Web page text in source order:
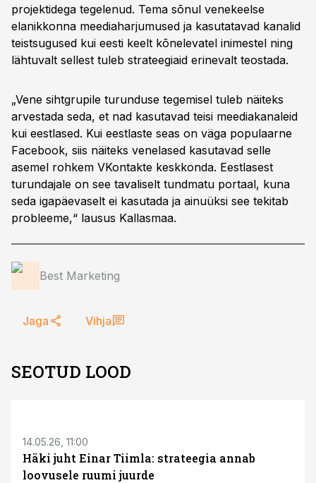
projektidega tegelenud. Tema sõnul venekeelse
elanikkonna meediaharjumused ja kasutatavad kanalid
teistsugused kui eesti keelt kõnelevatel inimestel ning
lähtuvalt sellest tuleb strateegiaid erinevalt teostada.
„Vene sihtgrupile turunduse tegemisel tuleb näiteks
arvestada seda, et nad kasutavad teisi meediakanaleid
kui eestlased. Kui eestlaste seas on väga populaarne
Facebook, siis näiteks venelased kasutavad selle
asemel rohkem VKontakte keskkonda. Eestlasest
turundajale on see tavaliselt tundmatu portaal, kuna
seda igapäevaselt ei kasutada ja ainuüksi see tekitab
probleeme,“ lausus Kallasmaa.
Best Marketing
Jaga Vihja
SEOTUD LOOD
14.05.26, 11:00
Häki juht Einar Tiimla: strateegia annab
loovusele ruumi juurde